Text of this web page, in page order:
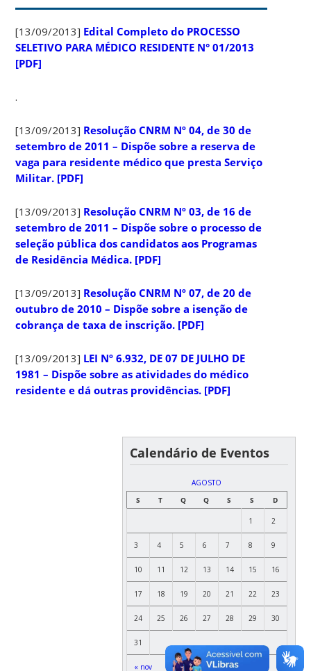
[13/09/2013] Edital Completo do PROCESSO
SELETIVO PARA MÉDICO RESIDENTE N° 01/2013
[PDF]
.
[13/09/2013] Resolução CNRM Nº 04, de 30 de
setembro de 2011 – Dispõe sobre a reserva de
vaga para residente médico que presta Serviço
Militar. [PDF]
[13/09/2013] Resolução CNRM Nº 03, de 16 de
setembro de 2011 – Dispõe sobre o processo de
seleção pública dos candidatos aos Programas
de Residência Médica. [PDF]
[13/09/2013] Resolução CNRM Nº 07, de 20 de
outubro de 2010 – Dispõe sobre a isenção de
cobrança de taxa de inscrição. [PDF]
[13/09/2013] LEI Nº 6.932, DE 07 DE JULHO DE
1981 – Dispõe sobre as atividades do médico
residente e dá outras providências. [PDF]
Calendário de Eventos
AGOSTO
S
T Q Q S S D
« nov
1 2
3 4 5 6 7 8 9
10 11 12 13 14 15 16
17 18 19 20 21 22 23
24 25 26 27 28 29 30
31